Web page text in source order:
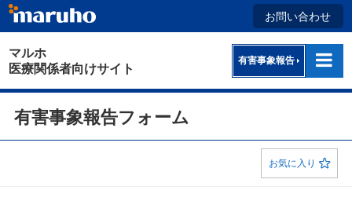
お問い合わせ
マルホ
医療関係者向けサイト
有害事象報告
有害事象報告フォーム
お気に入り